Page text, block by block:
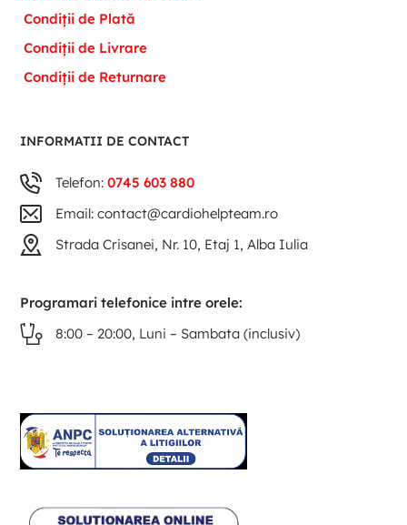
Condiții de Plată
Condiții de Livrare
Condiții de Returnare
INFORMATII DE CONTACT
Telefon:0745 603 880
Email: contact@cardiohelpteam.ro
Strada Crisanei, Nr. 10, Etaj 1, Alba Iulia
Programari telefonice intre orele:
8:00 – 20:00, Luni – Sambata (inclusiv)